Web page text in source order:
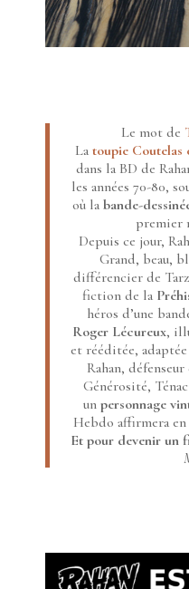
Le mot de
La toupie Coutelas
dans la BD de
les années 70-80,
où la bande-
premier
Depuis ce jour,
Grand, beau,
différencier de
fiction de la
héros d’une
Roger Lécureux,
et rééditée,
Rahan,
Générosité,
un personnage
Hebdo affirmera
Et pour devenir un